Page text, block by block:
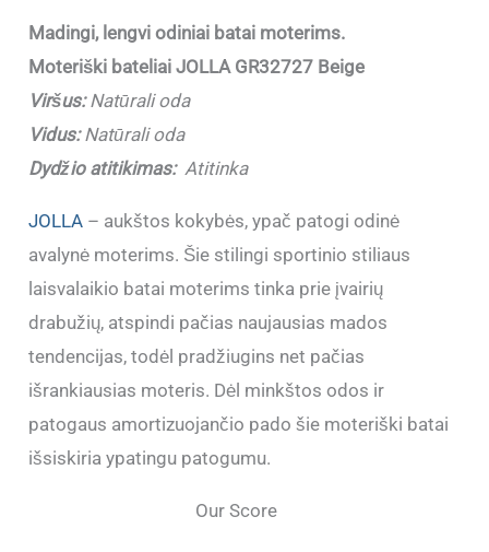
Madingi, lengvi odiniai batai moterims.
Moteriški bateliai JOLLA GR32727 Beige
Viršus:Natūrali oda
Vidus:Natūrali oda
Dydžio atitikimas: Atitinka
JOLLA – aukštos kokybės, ypač patogi odinė
avalynė moterims. Šie stilingi sportinio stiliaus
laisvalaikio batai moterims tinka prie įvairių
drabužių, atspindi pačias naujausias mados
tendencijas, todėl pradžiugins net pačias
išrankiausias moteris. Dėl minkštos odos ir
patogaus amortizuojančio pado šie moteriški batai
išsiskiria ypatingu patogumu.
Our Score